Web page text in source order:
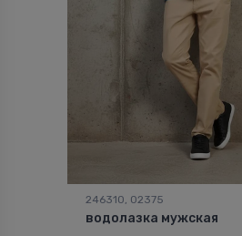
246310, 02375
водолазка мужская